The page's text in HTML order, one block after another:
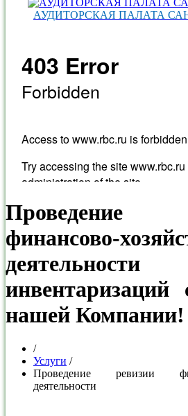
АУДИТОРСКАЯ ПАЛАТА
Проведение
финансово-
нашей Компании!
/
Услуги /
Проведение ревизии
деятельности